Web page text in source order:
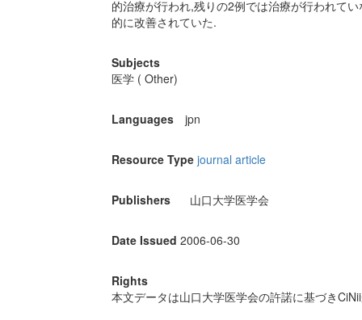
的治療が行われ,残りの2例では治療が行われて
的に改善されていた.
Subjects
医学 ( Other)
Languages jpn
Resource Type journal article
Publishers 山口大学医学会
Date Issued 2006-06-30
Rights
本文データは山口大学医学会の許諾に基づき